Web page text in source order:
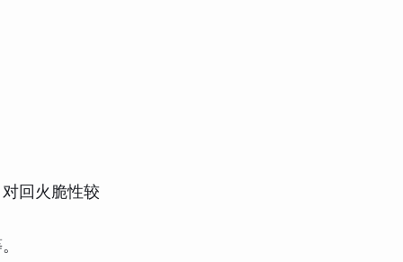
回火脆性较